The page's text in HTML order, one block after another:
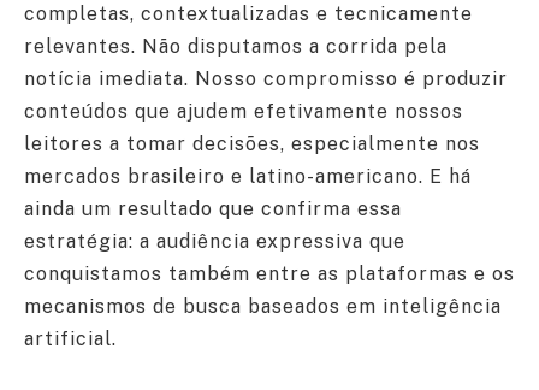
completas, contextualizadas e tecnicamente
relevantes. Não disputamos a corrida pela
notícia imediata. Nosso compromisso é produzir
conteúdos que ajudem efetivamente nossos
leitores a tomar decisões, especialmente nos
mercados brasileiro e latino-americano. E há
ainda um resultado que confirma essa
estratégia: a audiência expressiva que
conquistamos também entre as plataformas e os
mecanismos de busca baseados em inteligência
artificial.